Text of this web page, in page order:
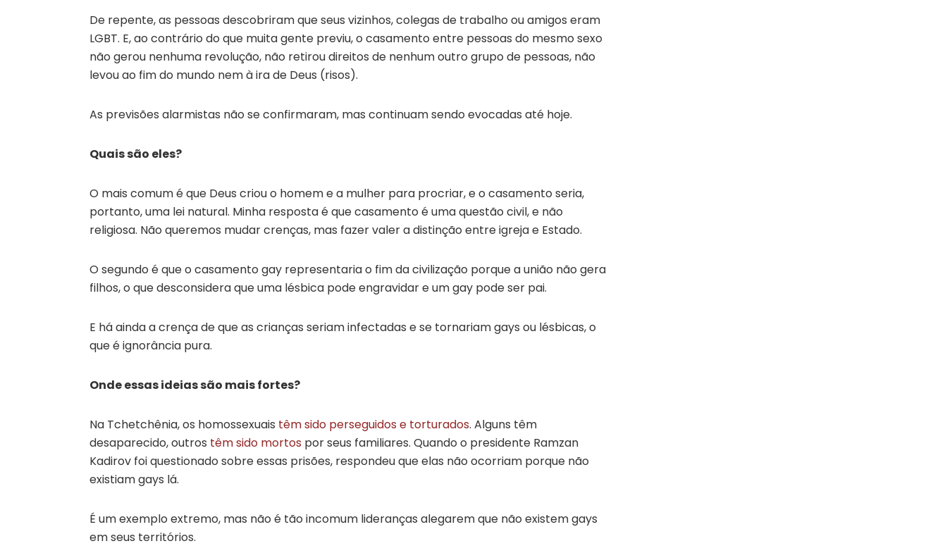
De repente, as pessoas descobriram que seus vizinhos, colegas de trabalho ou amigos eram
LGBT. E, ao contrário do que muita gente previu, o casamento entre pessoas do mesmo sexo
não gerou nenhuma revolução, não retirou direitos de nenhum outro grupo de pessoas, não
levou ao fim do mundo nem à ira de Deus (risos).
As previsões alarmistas não se confirmaram, mas continuam sendo evocadas até hoje.
Quais são eles?
O mais comum é que Deus criou o homem e a mulher para procriar, e o casamento seria,
portanto, uma lei natural. Minha resposta é que casamento é uma questão civil, e não
religiosa. Não queremos mudar crenças, mas fazer valer a distinção entre igreja e Estado.
O segundo é que o casamento gay representaria o fim da civilização porque a união não gera
filhos, o que desconsidera que uma lésbica pode engravidar e um gay pode ser pai.
E há ainda a crença de que as crianças seriam infectadas e se tornariam gays ou lésbicas, o
que é ignorância pura.
Onde essas ideias são mais fortes?
Na Tchetchênia, os homossexuais têm sido perseguidos e torturados. Alguns têm
desaparecido, outros têm sido mortos por seus familiares. Quando o presidente Ramzan
Kadirov foi questionado sobre essas prisões, respondeu que elas não ocorriam porque não
existiam gays lá.
É um exemplo extremo, mas não é tão incomum lideranças alegarem que não existem gays
em seus territórios.